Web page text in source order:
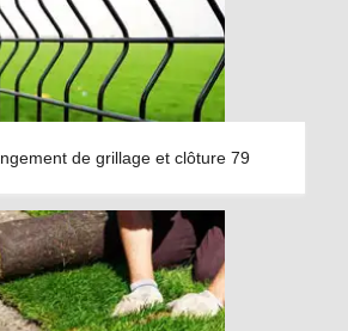
de grillage et clôture 79